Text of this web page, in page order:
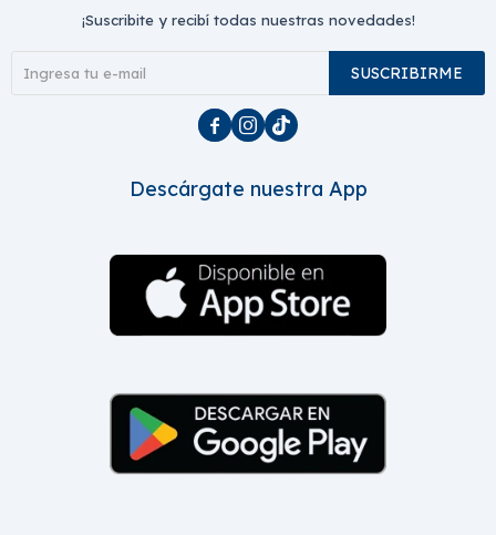
¡Suscribite y recibí todas nuestras novedades!
SUSCRIBIRME
  
Descárgate nuestra App